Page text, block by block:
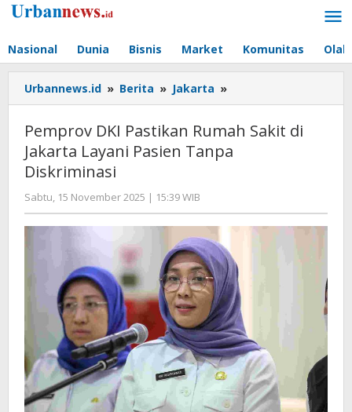
Lewati
Nasional Dunia Bisnis Market Komunitas
Urbannews.id » Berita » Jakarta »
DKI
Rumah
Sakit
Pasien
Tanpa
Diskriminasi
Pemprov DKI Pastikan Rumah Sakit di
Jakarta Layani Pasien Tanpa
Diskriminasi
Sabtu, 15 November 2025 | 15:39 WIB
Editor